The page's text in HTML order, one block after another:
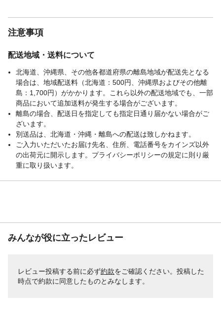
生産国
処分方法
●シーツに付着したウンチは取り除いて、ご
家庭のトイレに処理してください。 ●お住
いの自治体のごみ処理方法に従い処分をお
願いします。
対象
犬、猫
注意事項
配送地域・送料について
北海道、沖縄県、その他各都道府県の離島地域が配送先となる
場合は、地域配送料（北海道：500円、沖縄県およびその他離
島：1,700円）がかかります。これら以外の配送地域でも、一部
商品において追加送料が発生する場合がございます。
離島の場合、配送日を指定しても指定日通り届かない場合がご
ざいます。
別送品は、北海道・沖縄・離島への配送は致しかねます。
ご入力いただいたお届け先名、住所、電話番号をカインズ以外
の出荷元に開示します。プライバシーポリシーの規定に則り厳
重に取り扱います。
みんなが役に立ったレビュー
レビュー投稿する前に必ず約款をご確認ください。投稿した
時点で約款に同意したものとみなします。